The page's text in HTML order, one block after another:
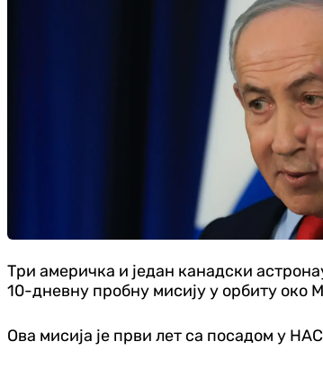
Три америчка и један канадски
10-дневну пробну мисију у орбиту око
Ова мисија је први лет са посадом у